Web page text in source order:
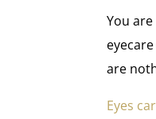
You
are
Eyes